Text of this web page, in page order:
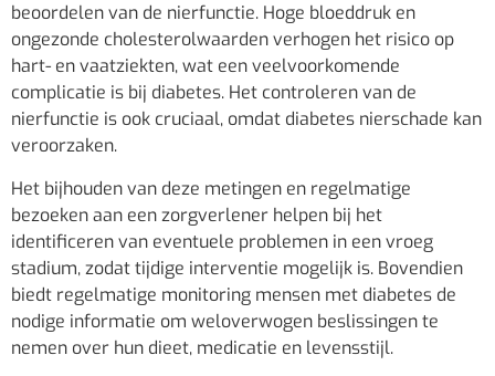
beoordelen van de nierfunctie. Hoge bloeddruk en
ongezonde cholesterolwaarden verhogen het risico op
hart- en vaatziekten, wat een veelvoorkomende
complicatie is bij diabetes. Het controleren van de
nierfunctie is ook cruciaal, omdat diabetes nierschade kan
veroorzaken.
Het bijhouden van deze metingen en regelmatige
bezoeken aan een zorgverlener helpen bij het
identificeren van eventuele problemen in een vroeg
stadium, zodat tijdige interventie mogelijk is. Bovendien
biedt regelmatige monitoring mensen met diabetes de
nodige informatie om weloverwogen beslissingen te
nemen over hun dieet, medicatie en levensstijl.